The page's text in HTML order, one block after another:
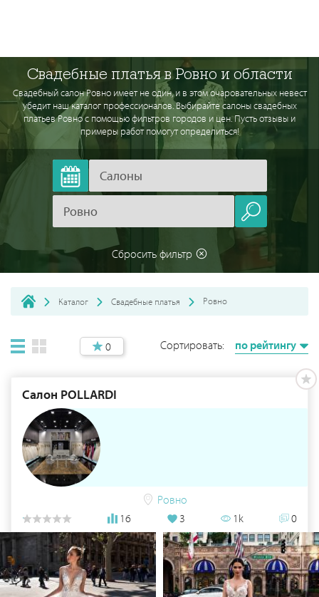
Свадебные платья в Ровно и области
Свадебный салон Ровно имеет не один, и в этом очаровательных невест
убедит наш каталог профессионалов. Выбирайте салоны свадебных
платьев Ровно с помощью фильтров городов и цен. Пусть отзывы и
примеры работ помогут определиться!
Сбросить фильтр
Каталог Свадебные платья Ровно
0 Сортировать: по рейтингу
Салон POLLARDI
Ровно
16
3 1k 0